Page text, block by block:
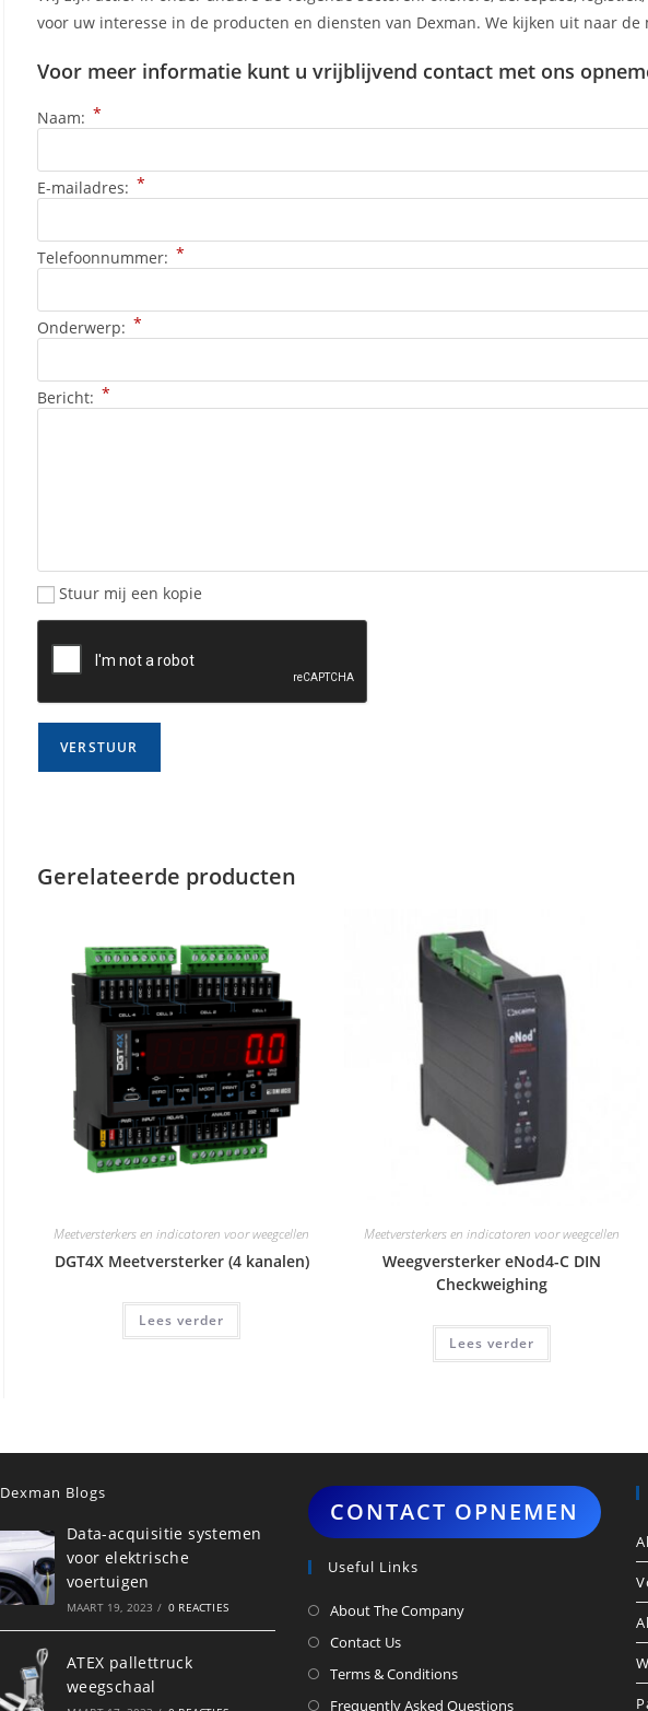
voor uw interesse in de producten en diensten van Dexman. We kijken uit naar
Voor meer informatie kunt u vrijblijvend contact met ons
Naam: *
E-mailadres: *
Telefoonnummer: *
Onderwerp: *
Bericht: *
Stuur mij een kopie
Gerelateerde producten
Meetversterkers en indicatoren voor weegcellen
DGT4X Meetversterker (4 kanalen)
Lees verder
Meetversterkers en indicatoren voor weegcellen
Weegversterker eNod4-C DIN
Checkweighing
Lees verder
Dexman Blogs
Data-acquisitie systemen
voor elektrische
voertuigen
MAART 19, 2023 / 0 REACTIES
ATEX pallettruck
weegschaal
CONTACT OPNEMEN
Useful Links
About The Company
Contact Us
Terms & Conditions
Frequently Asked Questions